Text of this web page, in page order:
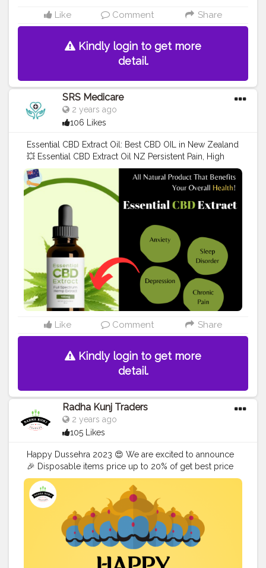
Like Comment Share
Kindly login to get more
detail.
SRS Medicare
2 years ago
106 Likes
Essential CBD Extract Oil: Best CBD OIL in New Zealand
💥 Essential CBD Extract Oil NZ Persistent Pain, High
Blood Pressure, Anxiety, Hypertension, Cholesterol,
Blood sugar level, and Sleep problems happen when
an individual feels anxious or has an enthusiastic
explosion. 👉 Here, Essential CBD Extract New Zealand
Helps COGNITIVE FUNCTION Upholds JOINT HEALTH
Diminishes ANXIETY and STRESS Order Now>>
https://essentialcbdoil.shop/essential-cbd-extract-
new-zealand/
https://sites.google.com/view/essentialcbdoilnewzeal
and/ https://promosimple.com/ps/1aee2/essential-
cbd-oil-new-zealand . .
#creatorshala #blogger
#influencer #love #cbdoilnz #essentialcbdoilnz
#cbdoilshop
#essentialcbdextractoil
#NaturalProduct
#cbdoilbenefits #Christchurch #Canterbury
Like Comment Share
Kindly login to get more
detail.
Radha Kunj Traders
2 years ago
105 Likes
Happy Dussehra 2023 😍 We are excited to announce
🎉 Disposable items price up to 20% of get best price
with best deals... Call us: +91 9625855860 Location:
Kaushalya Market, Near Lalaji Sweets, G.T Road Dadri,
203207 - U.P . .
#disposableitemsonline
#waterglass #biryanicontainer #food #packagingitems
#disposablethali #foodstoragetips
#grocery
#restuarent #dadri #creatorshala #love #creator